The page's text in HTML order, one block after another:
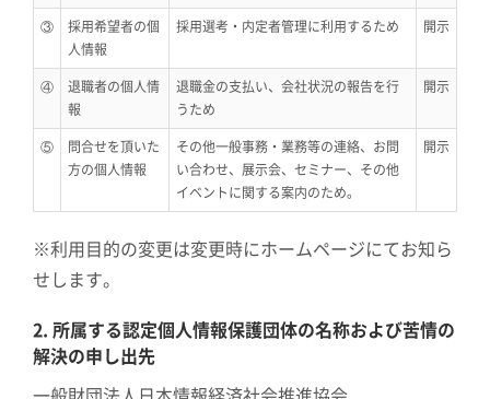
③
採用希望者の個
人情報
採用選考・内定者管理に利用するため 開示
④
退職者の個人情
報
退職金の支払い、会社状況の報告を行
うため
開示
⑤
問合せを頂いた
方の個人情報
その他一般事務・業務等の連絡、お問
い合わせ、展示会、セミナー、その他
イベントに関する案内のため。
開示
※利用目的の変更は変更時にホームページにてお知ら
せします。
2. 所属する認定個人情報保護団体の名称および苦情の
解決の申し出先